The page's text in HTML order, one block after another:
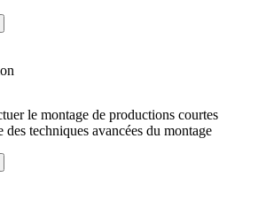
le montage de productions courtes
techniques avancées du montage